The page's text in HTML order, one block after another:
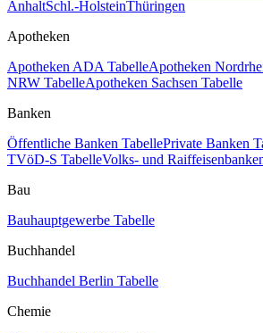
AnhaltSchl.-HolsteinThüringen
Apotheken
Apotheken ADA TabelleApotheken
NRW TabelleApotheken Sachsen Tabelle
Banken
Öffentliche Banken TabellePrivate Banken
TVöD-S TabelleVolks- und
Bau
Bauhauptgewerbe Tabelle
Buchhandel
Buchhandel Berlin Tabelle
Chemie